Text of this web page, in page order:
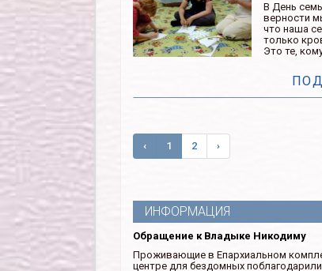
В День
верности
что наша
только
Это те,
‹ 1 2 ›
ИНФОРМАЦИЯ
Обращение к Владыке Никодиму
Проживающие в Епархиальном
центре для бездомных